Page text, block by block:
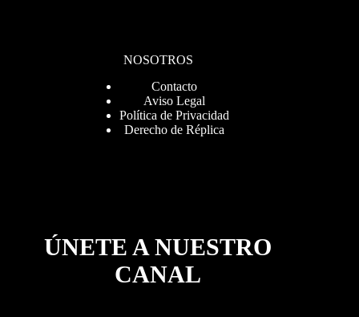
NOSOTROS
Contacto
Aviso Legal
Política de Privacidad
Derecho de Réplica
ÚNETE A NUESTRO
CANAL